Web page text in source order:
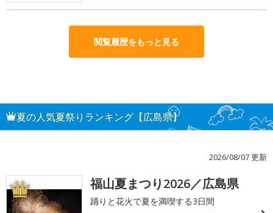
閲覧履歴をもっと見る
夏の人気夏祭りランキング【広島県】
2026/08/07 更新
1 福山夏まつり2026／広島県
踊りと花火で夏を満喫する3日間